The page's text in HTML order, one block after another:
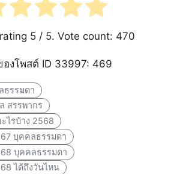
5/ 5. Vote count: 470
งโพสต์ ID 33997: 469
ธรรมดา
สรรพากร
ไรบ้าง 2568
บุคคลธรรมดา
บุคคลธรรมดา
ได้ถึงวันไหน